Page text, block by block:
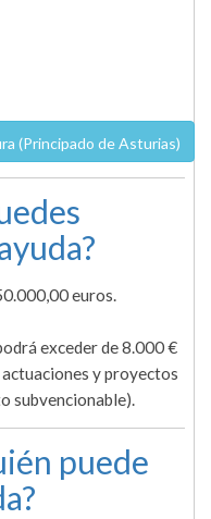
(Principado de Asturias)
euros.
exceder de 8.000 €
y proyectos
subvencionable).
puede